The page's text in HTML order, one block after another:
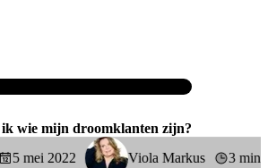
Hoe weet ik wie mijn droomklanten zijn?
ik wie mijn droomklanten zijn?
mei 2022 Viola Markus 3 min